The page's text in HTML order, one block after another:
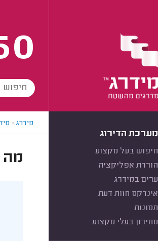
מערכת הדירוג
חיפוש בעל מקצוע
הורדת אפליקציה
ערים במידרג
אינדקס חוות דעת
תמונות
מחירון בעלי מקצוע
מידרג>
מה